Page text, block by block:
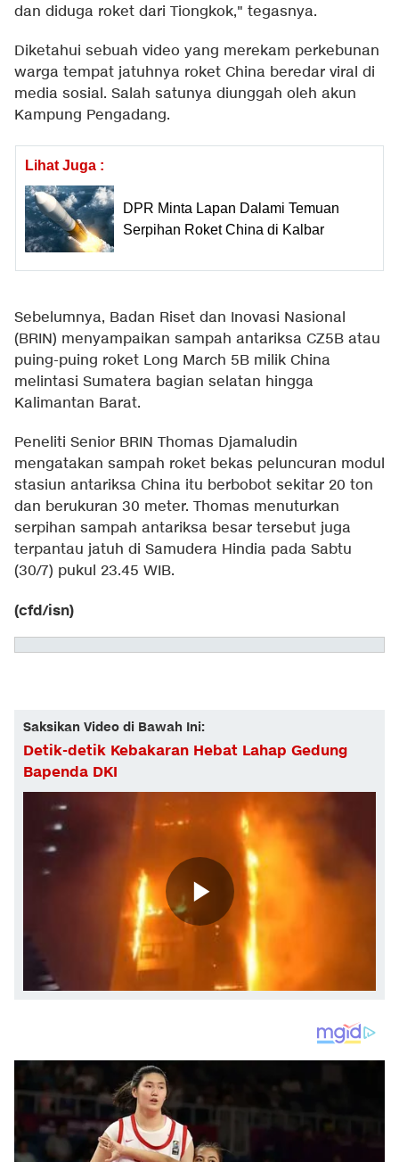
dan diduga roket dari Tiongkok," tegasnya.
Diketahui sebuah video yang merekam perkebunan
warga tempat jatuhnya roket China beredar viral di
media sosial. Salah satunya diunggah oleh akun
Kampung Pengadang.
Lihat Juga :
DPR Minta Lapan Dalami Temuan
Serpihan Roket China di Kalbar
Sebelumnya, Badan Riset dan Inovasi Nasional
(BRIN) menyampaikan sampah antariksa CZ5B atau
puing-puing roket Long March 5B milik China
melintasi Sumatera bagian selatan hingga
Kalimantan Barat.
Peneliti Senior BRIN Thomas Djamaludin
mengatakan sampah roket bekas peluncuran modul
stasiun antariksa China itu berbobot sekitar 20 ton
dan berukuran 30 meter. Thomas menuturkan
serpihan sampah antariksa besar tersebut juga
terpantau jatuh di Samudera Hindia pada Sabtu
(30/7) pukul 23.45 WIB.
(cfd/isn)
Saksikan Video di Bawah Ini:
Detik-detik Kebakaran Hebat Lahap Gedung
Bapenda DKI